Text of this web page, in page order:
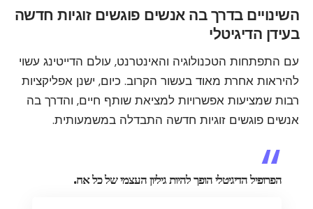
השינויים בדרך בה אנשים פוגשים זוגיות חדשה
בעידן הדיגיטלי
עם התפתחות הטכנולוגיה והאינטרנט, עולם הדייטינג עשוי
להיראות אחרת מאוד בעשור הקרוב. כיום, ישנן אפליקציות
רבות שמציעות אפשרויות למציאת שותף חיים, והדרך בה
אנשים פוגשים זוגיות חדשה התבדלה במשמעותית.
הפרופיל הדיגיטלי הופך להיות גיליון העצמי של כל אח.